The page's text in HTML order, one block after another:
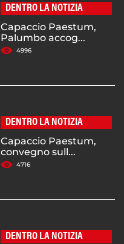
DENTRO LA NOTIZIA
Capaccio Paestum,
Palumbo accog...
4996
DENTRO LA NOTIZIA
Capaccio Paestum,
convegno sull...
4716
DENTRO LA NOTIZIA